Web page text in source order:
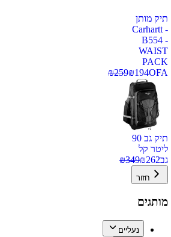
תיק מותן
Carhartt -
B554 -
WAIST
PACK
OFA
₪194
₪259
תיק גב 90
ליטר קל
גב
₪262
₪349
חזור
מותגים
נעליים